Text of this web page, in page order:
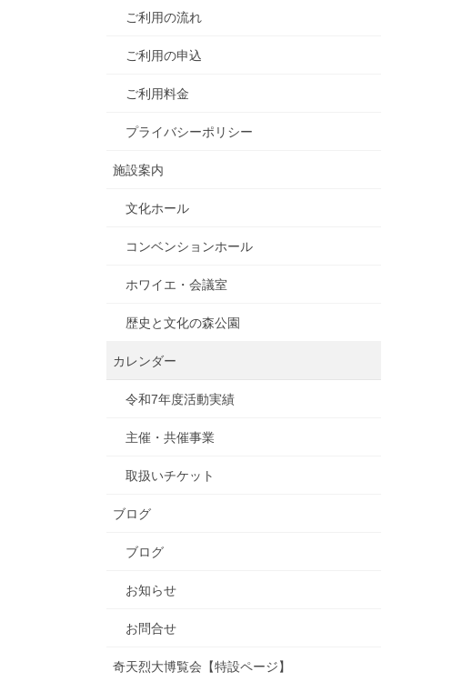
ご利用の流れ
ご利用の申込
ご利用料金
プライバシーポリシー
施設案内
文化ホール
コンベンションホール
ホワイエ・会議室
歴史と文化の森公園
カレンダー
令和7年度活動実績
主催・共催事業
取扱いチケット
ブログ
ブログ
お知らせ
お問合せ
奇天烈大博覧会【特設ページ】